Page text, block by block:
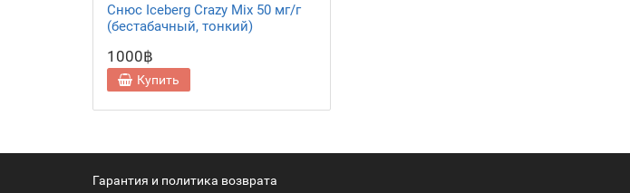
Снюс Iceberg Crazy Mix 50 мг/г
(бестабачный, тонкий)
1000฿
Купить
Гарантия и политика возврата